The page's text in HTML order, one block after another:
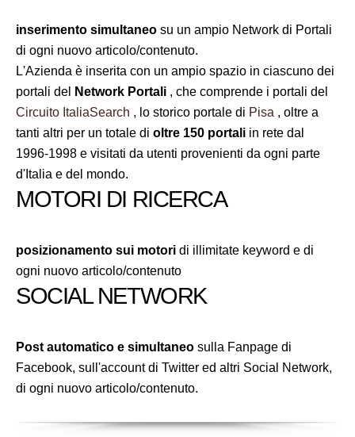
inserimento simultaneo su un ampio Network di Portali
di ogni nuovo articolo/contenuto.
L'Azienda è inserita con un ampio spazio in ciascuno dei
portali del
Network Portali , che comprende i portali del
Circuito ItaliaSearch , lo storico portale di Pisa , oltre a
tanti altri per un totale di oltre 150 portali in rete dal
1996-1998 e visitati da utenti provenienti da ogni parte
d'Italia e del mondo.
MOTORI DI RICERCA
posizionamento sui motori di illimitate keyword e di
ogni nuovo articolo/contenuto
SOCIAL NETWORK
Post automatico e simultaneo sulla Fanpage di
Facebook, sull'account di Twitter ed altri Social Network,
di ogni nuovo articolo/contenuto.